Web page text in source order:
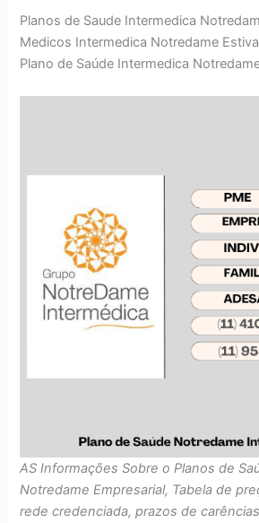
Planos de Saude Intermedica
Medicos Intermedica Notredame
Plano de Saúde Intermedica
AS Informações Sobre o Planos de
Notredame Empresarial, Tabela de
rede credenciada, prazos de